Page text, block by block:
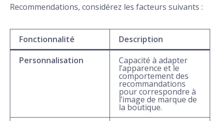
Recommendations, considérez les facteurs suivants :
Fonctionnalité
Description
Personnalisation
Capacité à adapter
l’apparence et le
comportement des
recommandations
pour correspondre à
l’image de marque de
la boutique.